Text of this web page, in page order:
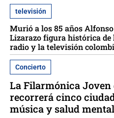
televisión
Murió a los 85 años Alfonso
Lizarazo figura histórica de
radio y la televisión
Concierto
La Filarmónica Joven
recorrerá cinco
música y salud mental